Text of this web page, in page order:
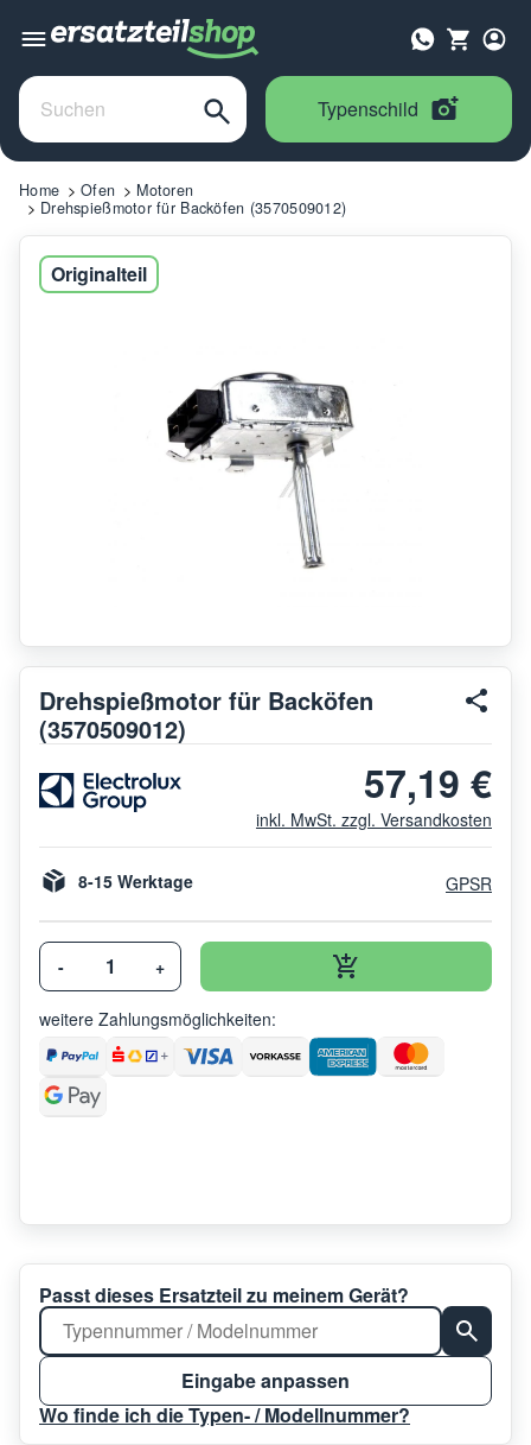
Typenschild
Home Ofen
Motoren
Drehspießmotor für Backöfen (3570509012)
Originalteil
Drehspießmotor für Backöfen
(3570509012)
57,19 €
inkl. MwSt. zzgl. Versandkosten
8-15 Werktage GPSR
- +
weitere Zahlungsmöglichkeiten:
Passt dieses Ersatzteil zu meinem Gerät?
Eingabe anpassen
Wo finde ich die Typen- / Modellnummer?